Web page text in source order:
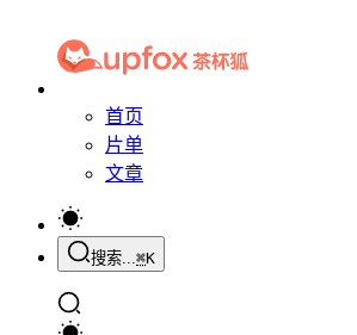
首页
片单
文章
搜索...⌘K